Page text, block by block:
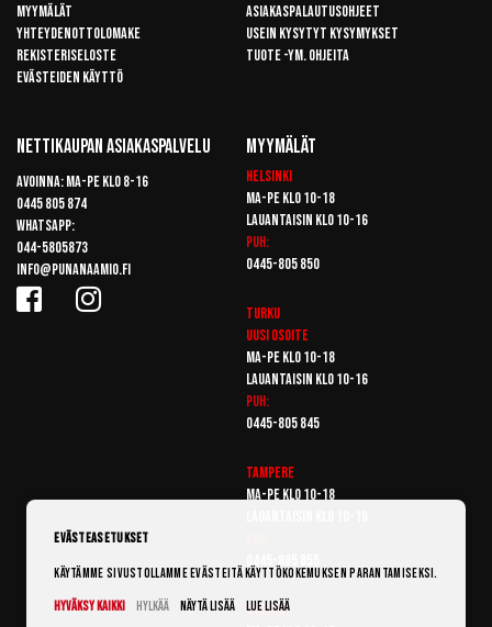
Myymälät
Yhteydenottolomake
Rekisteriseloste
Evästeiden käyttö
Asiakaspalautusohjeet
Usein kysytyt kysymykset
Tuote -ym. ohjeita
Nettikaupan Asiakaspalvelu
Avoinna: Ma-pe klo 8-16
0445 805 874
Whatsapp:
044-5805873
info@punanaamio.fi
Myymälät
Helsinki
Ma-pe klo 10-18
Lauantaisin klo 10-16
Puh:
0445-805 850
Turku
Uusi osoite
Ma-pe klo 10-18
Lauantaisin klo 10-16
Puh:
0445-805 845
Tampere
Ma-pe klo 10-18
Vantaa
Evästeasetukset
Käytämme sivustollamme evästeitä käyttökokemuksen parantamiseksi.
Hyväksy kaikki
Hylkää Näytä lisää Lue lisää